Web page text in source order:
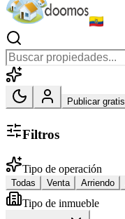
Publicar gratis
Filtros
Tipo de operación
Todas Venta Arriendo
Tipo de inmueble